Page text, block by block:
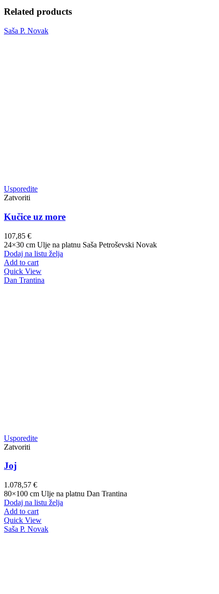
Related products
Saša P. Novak
Usporedite
Zatvoriti
Kučice uz more
107,85 €
24×30 cm Ulje na platnu Saša Petroševski Novak
Dodaj na listu želja
Add to cart
Quick View
Dan Trantina
Usporedite
Zatvoriti
Joj
1.078,57 €
80×100 cm Ulje na platnu Dan Trantina
Dodaj na listu želja
Add to cart
Quick View
Saša P. Novak